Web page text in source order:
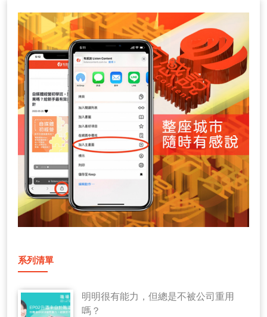
系列清單
明明很有能力，但總是不被公司重用
嗎？